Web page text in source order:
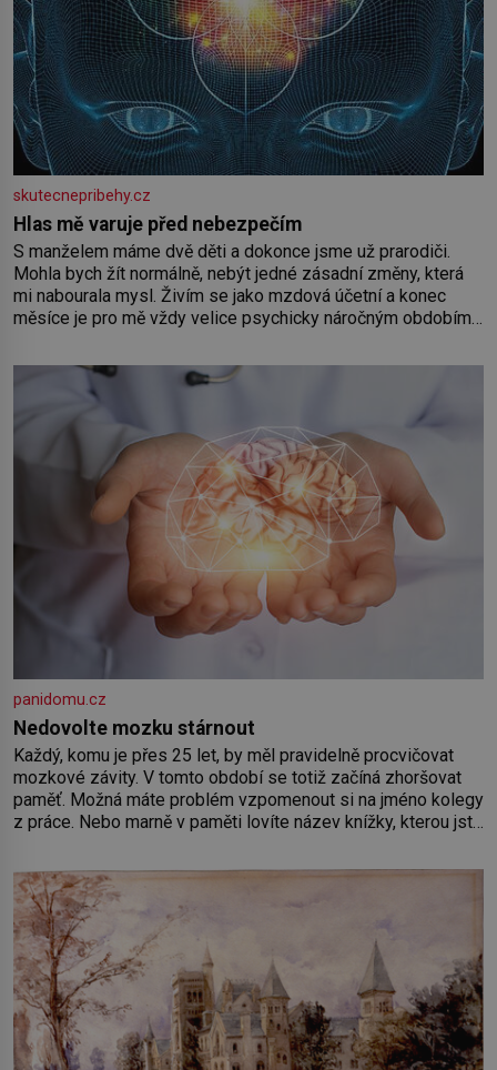
skutecnepribehy.cz
Hlas mě varuje před nebezpečím
S manželem máme dvě děti a dokonce jsme už prarodiči.
Mohla bych žít normálně, nebýt jedné zásadní změny, která
mi nabourala mysl. Živím se jako mzdová účetní a konec
měsíce je pro mě vždy velice psychicky náročným obdobím.
o pomoc, co se hlídání týče. Dalo by se
panidomu.cz
Nedovolte mozku stárnout
Každý, komu je přes 25 let, by měl pravidelně procvičovat
mozkové závity. V tomto období se totiž začíná zhoršovat
paměť. Možná máte problém vzpomenout si na jméno kolegy
z práce. Nebo marně v paměti lovíte název knížky, kterou jste
paměť rozhodla stávkovat. Cvičte